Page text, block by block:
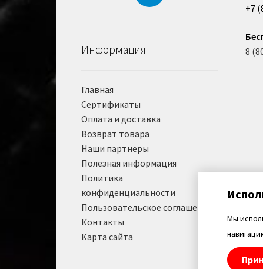
Информация
Главная
Сертификаты
Оплата и доставка
Возврат товара
Наши партнеры
Полезная информация
Политика
конфиденциальности
Пользовательское соглашение
Контакты
Карта сайта
+7
8
Мы